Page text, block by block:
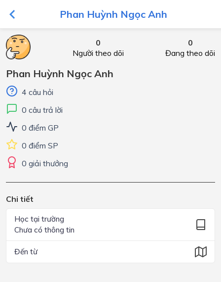
Phan Huỳnh Ngọc Anh
0
Người theo dõi
0
Đang theo dõi
Phan Huỳnh Ngọc Anh
4 câu hỏi
0 câu trả lời
0 điểm GP
0 điểm SP
0 giải thưởng
Chi tiết
Học tại trường
Chưa có thông tin
Đến từ